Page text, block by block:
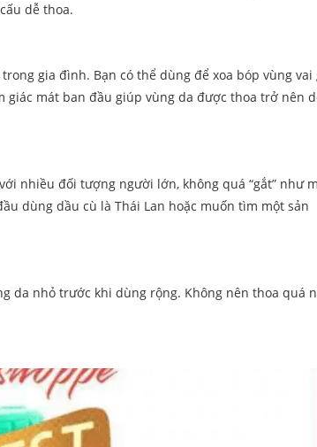
dễ thoa.
gia đình. Bạn có thể dùng để xoa bóp vùng vai
giác mát ban đầu giúp vùng da được thoa trở nên
nhiều đối tượng người lớn, không quá “gắt” như
dùng dầu cù là Thái Lan hoặc muốn tìm một sản
da nhỏ trước khi dùng rộng. Không nên thoa quá